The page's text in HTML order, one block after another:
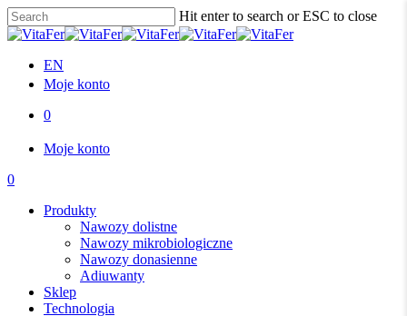
Skip
to
content
Hit enter to search or ESC to close
Close
EN
Moje konto
0
Menu
Moje konto
0
Produkty
Nawozy dolistne
Nawozy mikrobiologiczne
Nawozy donasienne
Adiuwanty
Sklep
Technologia